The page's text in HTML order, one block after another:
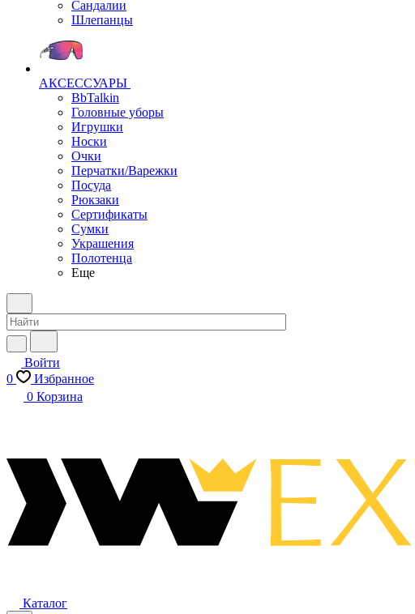
Сандалии
Шлепанцы
АКСЕССУАРЫ
BbTalkin
Головные уборы
Игрушки
Носки
Очки
Перчатки/Варежки
Посуда
Рюкзаки
Сертификаты
Сумки
Украшения
Полотенца
Еще
Войти
0
Избранное
0 Корзина
Каталог